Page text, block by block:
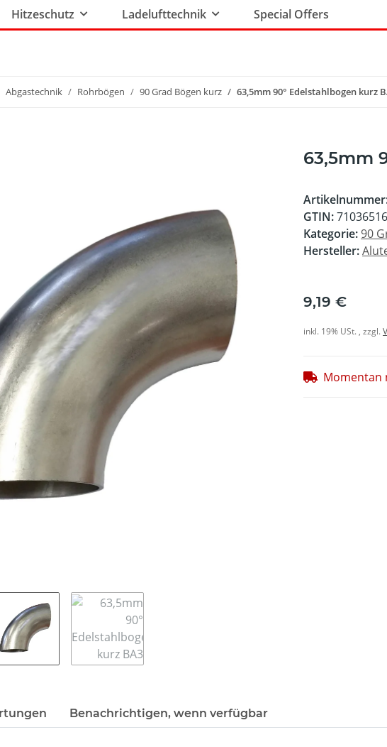
Hitzeschutz Ladelufttechnik Special Offers
Abgastechnik Rohrbögen 90 Grad Bögen kurz 63,5mm 90° Edelstahlbogen kurz
63,5mm
GTIN:
Kategorie: 90
Hersteller:
9,19 €
inkl. 19% USt. , zzgl.
Momentan
Benachrichtigen, wenn verfügbar